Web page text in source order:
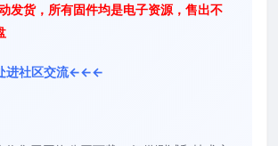
发货，所有固件均是电子资源，售出不
进社区交流←←←